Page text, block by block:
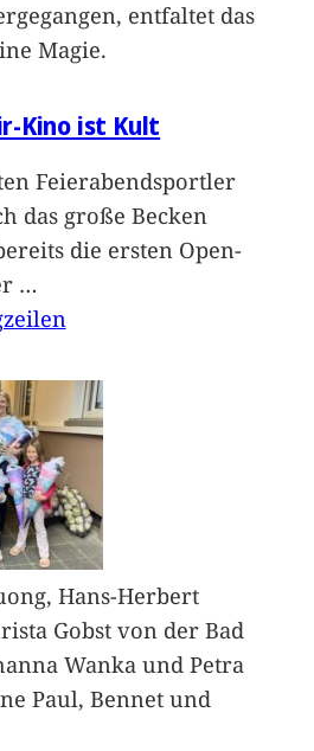
entfaltet das
Magie.
Kino ist Kult
Feierabendsportler
das große Becken
die ersten Open-
…
Hans-Herbert
Gobst von der Bad
Wanka und Petra
Paul, Bennet und